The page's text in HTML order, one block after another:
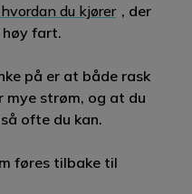
du kjører , der
fart.
på er at både rask
mye strøm, og at du
ofte du kan.
føres tilbake til